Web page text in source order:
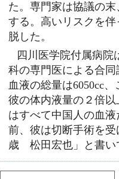
た。専門家は協議の
する。高いリスクを
脱した。
四川医学院付属病院
科の専門医による合
血液の総量は6050cc
彼の体内液量の２倍
はすべて中国人の血
前、彼は切断手術を
歳 松田宏也」と書い